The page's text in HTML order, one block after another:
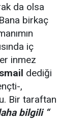
da olsa
birkaç
iç
inmez
dediği
,
Bir taraftan
bilgili “